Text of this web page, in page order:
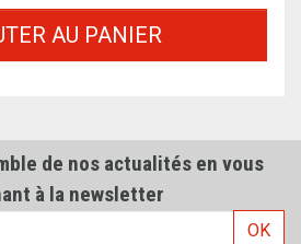
AU PANIER
de nos actualités en vous
à la newsletter
OK